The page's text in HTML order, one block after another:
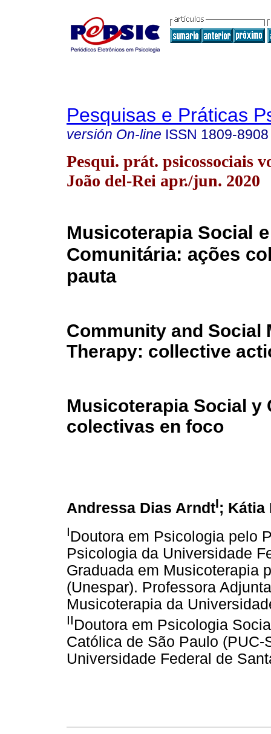
Pesquisas e Práticas
versión On-line ISSN 1809-8908
Pesqui. prát. psicossociais
João del-Rei apr./jun. 2020
Musicoterapia Social e
Comunitária: ações
pauta
Community and Social
Therapy: collective
Musicoterapia Social
colectivas en foco
Andressa Dias ArndtI; Kátia
IDoutora em Psicologia pelo
Psicologia da Universidade
Graduada em Musicoterapia
(Unespar). Professora
Musicoterapia da
IIDoutora em Psicologia
Católica de São Paulo
Universidade Federal de